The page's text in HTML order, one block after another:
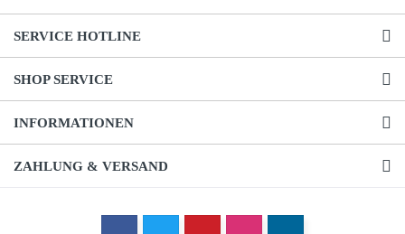
SERVICE HOTLINE
SHOP SERVICE
INFORMATIONEN
ZAHLUNG & VERSAND